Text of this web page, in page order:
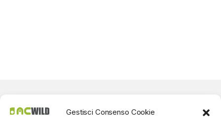
Gestisci Consenso Cookie